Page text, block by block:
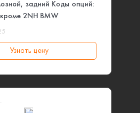
задний Коды опций:
кроме 2NH BMW
Узнать цену